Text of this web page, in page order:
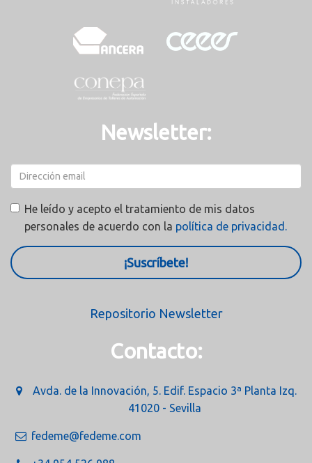
Newsletter:
He leído y acepto el tratamiento de mis datos
personales de acuerdo con la política de privacidad.
¡Suscríbete!
Repositorio Newsletter
Contacto:
Avda. de la Innovación, 5. Edif. Espacio 3ª Planta Izq.
41020 - Sevilla
fedeme@fedeme.com